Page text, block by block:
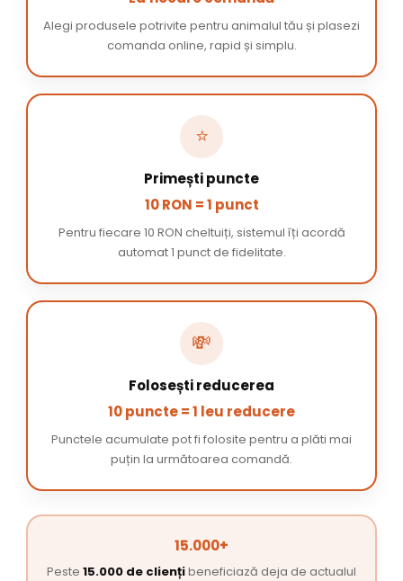
Alegi produsele potrivite pentru animalul tău și plasezi
comanda online, rapid și simplu.
⭐
Primești puncte
10 RON = 1 punct
Pentru fiecare 10 RON cheltuiți, sistemul îți acordă
automat 1 punct de fidelitate.
💸
Folosești reducerea
10 puncte = 1 leu reducere
Punctele acumulate pot fi folosite pentru a plăti mai
puțin la următoarea comandă.
15.000+
Peste 15.000 de cliențibeneficiază deja de actualul